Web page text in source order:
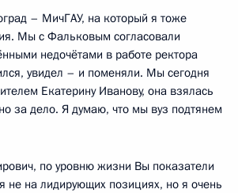
– МичГАУ, на который я тоже
Мы с Фальковым согласовали
недочётами в работе ректора
увидел – и поменяли. Мы сегодня
Екатерину Иванову, она взялась
за дело. Я думаю, что мы вуз подтянем
по уровню жизни Вы показатели
не на лидирующих позициях, но я очень